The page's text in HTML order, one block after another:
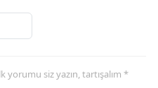
siz yazın, tartışalım *